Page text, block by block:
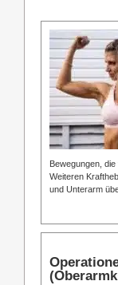
Bewegungen,
Weiteren
und Unterarm